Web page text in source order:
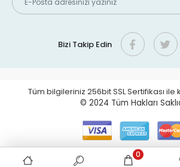
Bizi Takip Edin
Tüm bilgileriniz 256bit SSL Sertifikası ile
© 2024 Tüm Hakları
0